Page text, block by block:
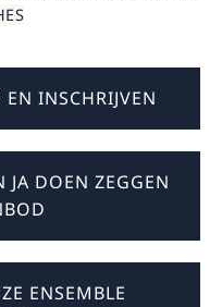
INSCHRIJVEN
DOEN ZEGGEN
ENSEMBLE